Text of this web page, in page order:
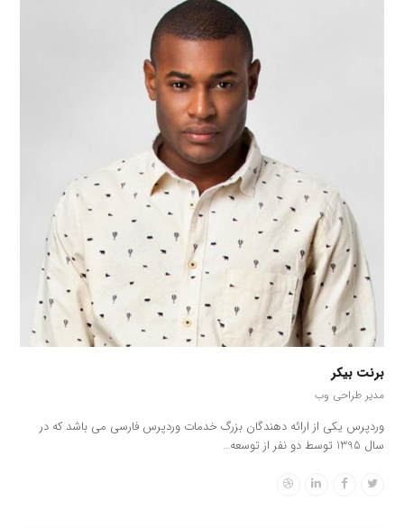
برنت بیکر
مدیر طراحی وب
وردپرس یکی از ارائه دهندگان بزرگ خدمات وردپرس فارسی می باشد که در
سال 1395 توسط دو نفر از توسعه…
Twitter
Facebook
Linkedin
Dribbble